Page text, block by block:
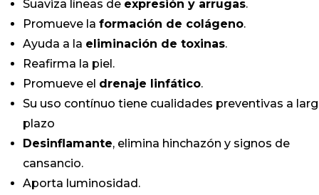
Suaviza líneas de expresión y arrugas.
Promueve la formación de colágeno.
Ayuda a la eliminación de toxinas.
Reafirma la piel.
Promueve el drenaje linfático.
Su uso contínuo tiene cualidades preventivas a
plazo
Desinflamante, elimina hinchazón y signos de
cansancio.
Aporta luminosidad.